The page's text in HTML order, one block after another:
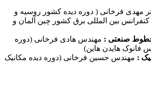
مهدی فرخانی ( دوره دیده کشور روسیه و
بین المللی برق کشور چین آلمان و
خطوط صنعتی : مهندس هادی فرخانی (دوره
فانوک هایدن هاین)
: مهندس حسین فرخانی (دوره دیده مکانیک